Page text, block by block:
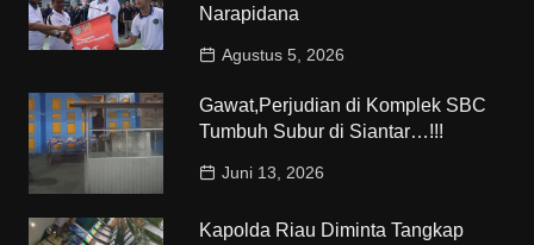
Narapidana
Agustus 5, 2026
Gawat,Perjudian di Komplek SBC
Tumbuh Subur di Siantar…!!!
Juni 13, 2026
Kapolda Riau Diminta Tangkap